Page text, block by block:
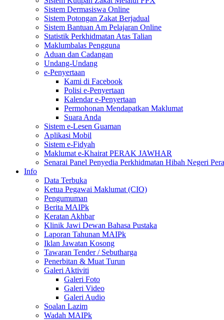
Sistem Dermasiswa Online
Sistem Potongan Zakat Berjadual
Sistem Bantuan Am Pelajaran Online
Statistik Perkhidmatan Atas Talian
Maklumbalas Pengguna
Aduan dan Cadangan
Undang-Undang
e-Penyertaan
Kami di Facebook
Polisi e-Penyertaan
Kalendar e-Penyertaan
Permohonan Mendapatkan Maklumat
Suara Anda
Sistem e-Lesen Guaman
Aplikasi Mobil
Sistem e-Fidyah
Maklumat e-Khairat PERAK JAWHAR
Senarai Panel Penyedia Perkhidmatan Hibah Negeri
Info
Data Terbuka
Ketua Pegawai Maklumat (CIO)
Pengumuman
Berita MAIPk
Keratan Akhbar
Klinik Jawi Dewan Bahasa Pustaka
Laporan Tahunan MAIPk
Iklan Jawatan Kosong
Tawaran Tender / Sebutharga
Penerbitan & Muat Turun
Galeri Aktiviti
Galeri Foto
Galeri Video
Galeri Audio
Soalan Lazim
Wadah MAIPk